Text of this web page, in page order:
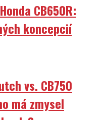
CB650R:
koncepcií
vs. CB750
má zmysel